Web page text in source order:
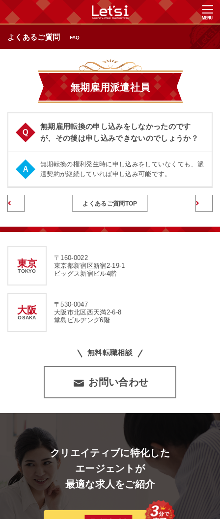
よくあるご質問 FAQ
無期雇用派遣社員
無期雇用転換の申し込みをしなかったのです
が、その後は申し込みできないのでしょうか？
無期転換の権利発生時に申し込みをしていなくても、派
遣契約が継続していれば申し込み可能です。
よくあるご質問TOP
東京
TOKYO
〒160-0022
東京都新宿区新宿2-19-1
ビッグス新宿ビル4階
大阪
OSAKA
〒530-0047
大阪市北区西天満2-6-8
堂島ビルヂング6階
無料転職相談
お問い合わせ
クリエイティブに特化した
エージェントが
最適な求人をご紹介